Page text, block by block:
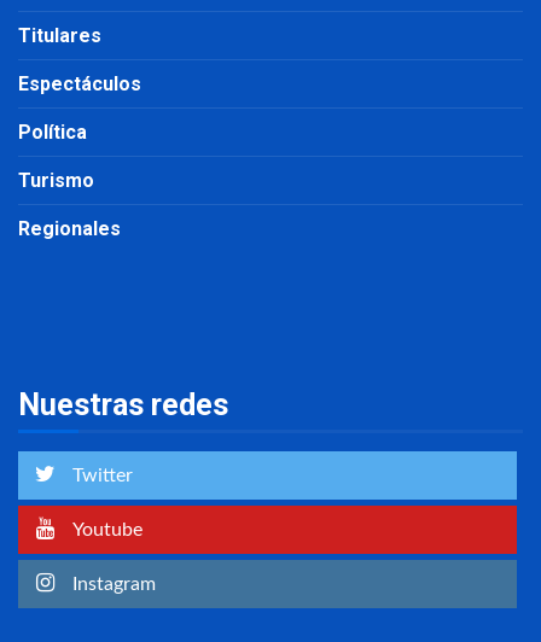
Titulares
Espectáculos
Política
Turismo
Regionales
Nuestras redes
Twitter
Youtube
Instagram